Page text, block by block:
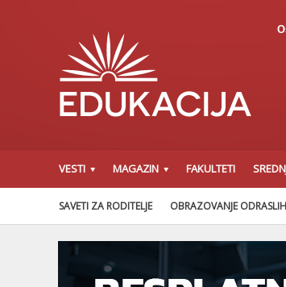
VESTI MAGAZIN FAKULTETI
SAVETI ZA RODITELJE OBRAZOVANJE ODRASLIH